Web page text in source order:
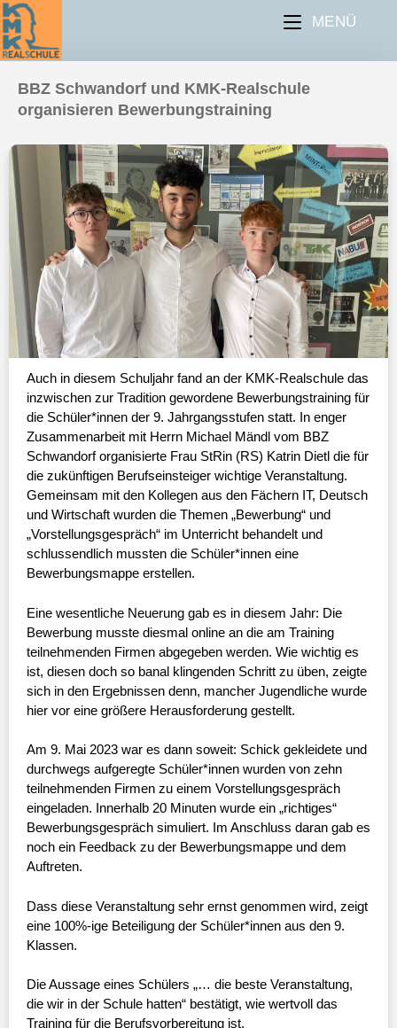
MENÜ
BBZ Schwandorf und KMK-Realschule
organisieren Bewerbungstraining
Auch in diesem Schuljahr fand an der KMK-Realschule das
inzwischen zur Tradition gewordene Bewerbungstraining für
die Schüler*innen der 9. Jahrgangsstufen statt. In enger
Zusammenarbeit mit Herrn Michael Mändl vom BBZ
Schwandorf organisierte Frau StRin (RS) Katrin Dietl die für
die zukünftigen Berufseinsteiger wichtige Veranstaltung.
Gemeinsam mit den Kollegen aus den Fächern IT, Deutsch
und Wirtschaft wurden die Themen „Bewerbung“ und
„Vorstellungsgespräch“ im Unterricht behandelt und
schlussendlich mussten die Schüler*innen eine
Bewerbungsmappe erstellen.
Eine wesentliche Neuerung gab es in diesem Jahr: Die
Bewerbung musste diesmal online an die am Training
teilnehmenden Firmen abgegeben werden. Wie wichtig es
ist, diesen doch so banal klingenden Schritt zu üben, zeigte
sich in den Ergebnissen denn, mancher Jugendliche wurde
hier vor eine größere Herausforderung gestellt.
Am 9. Mai 2023 war es dann soweit: Schick gekleidete und
durchwegs aufgeregte Schüler*innen wurden von zehn
teilnehmenden Firmen zu einem Vorstellungsgespräch
eingeladen. Innerhalb 20 Minuten wurde ein „richtiges“
Bewerbungsgespräch simuliert. Im Anschluss daran gab es
noch ein Feedback zu der Bewerbungsmappe und dem
Auftreten.
Dass diese Veranstaltung sehr ernst genommen wird, zeigt
eine 100%-ige Beteiligung der Schüler*innen aus den 9.
Klassen.
Die Aussage eines Schülers „… die beste Veranstaltung,
die wir in der Schule hatten“ bestätigt, wie wertvoll das
Training für die Berufsvorbereitung ist.